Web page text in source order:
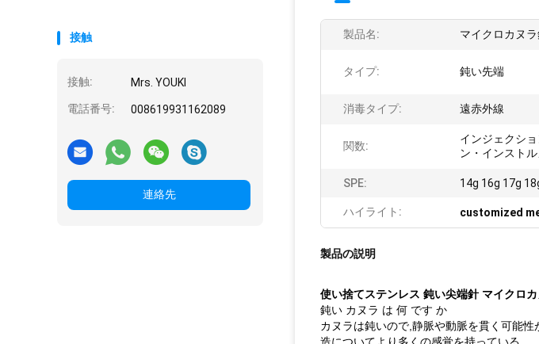
接触
接触: Mrs. YOUKI
電話番号: 008619931162089
連絡先
製品名: マイクロカヌ
タイプ: 鈍い先端
消毒タイプ: 遠赤外線
関数:
インジェクシ
ン・インストル
SPE: 14g 16g 17g
ハイライト: customized
製品の説明
使い捨てステンレス 鈍い尖端針 マイクロ
鈍い カヌラ は 何 です か
カヌラは鈍いので,静脈や動脈を貫く可能